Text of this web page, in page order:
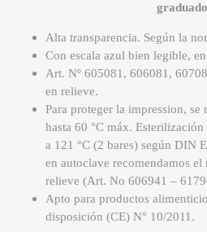
graduado
Alta transparencia. Según la
Con escala azul bien legible,
Art. Nº 605081, 606081,
en relieve.
Para proteger la impression,
hasta 60 °C máx.
a 121 °C (2 bares) según DIN
en autoclave recomendamos
relieve (Art. No 606941 –
Apto para productos
disposición (CE) N° 10/2011.